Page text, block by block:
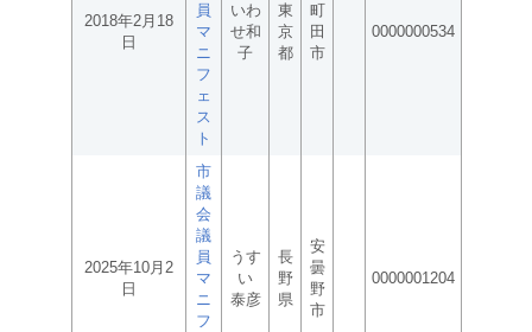
2018年2月18
日
員
マ
ニ
フ
ェ
ス
ト
いわ
せ和
子
東
京
都
町
田
市
0000000534
2025年10月2
日
市
議
会
議
員
マ
ニ
フ
うす
い
泰彦
長
野
県
安
曇
野
市
0000001204